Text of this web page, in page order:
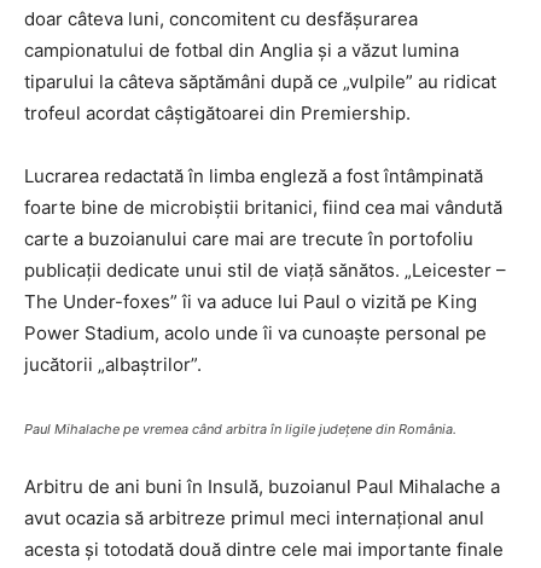
doar câteva luni, concomitent cu desfăşurarea
campionatului de fotbal din Anglia şi a văzut lumina
tiparului la câteva săptămâni după ce „vulpile” au ridicat
trofeul acordat câştigătoarei din Premiership.
Lucrarea redactată în limba engleză a fost întâmpinată
foarte bine de microbiştii britanici, fiind cea mai vândută
carte a buzoianului care mai are trecute în portofoliu
publicaţii dedicate unui stil de viaţă sănătos. „Leicester –
The Under-foxes” îi va aduce lui Paul o vizită pe King
Power Stadium, acolo unde îi va cunoaşte personal pe
jucătorii „albaştrilor”.
Paul Mihalache pe vremea când arbitra în ligile judeţene din România.
Arbitru de ani buni în Insulă, buzoianul Paul Mihalache a
avut ocazia să arbitreze primul meci internaţional anul
acesta şi totodată două dintre cele mai importante finale